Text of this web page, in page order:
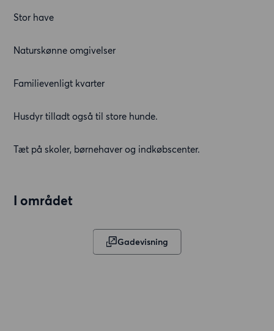
Stor have
Naturskønne omgivelser
Familievenligt kvarter
Husdyr tilladt også til store hunde.
Tæt på skoler, børnehaver og indkøbscenter.
I området
Gadevisning